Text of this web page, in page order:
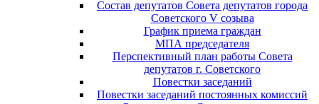
Состав депутатов Совета депутатов города
Советского V созыва
График приема граждан
МПА председателя
Перспективный план работы Совета
депутатов г. Советского
Повестки заседаний
Повестки заседаний постоянных комиссий